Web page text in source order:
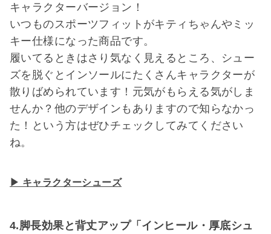
キャラクターバージョン！
いつものスポーツフィットがキティちゃんやミッ
キー仕様になった商品です。
履いてるときはさり気なく見えるところ、シュー
ズを脱ぐとインソールにたくさんキャラクターが
散りばめられています！元気がもらえる気がしま
せんか？他のデザインもありますので知らなかっ
た！という方はぜひチェックしてみてください
ね。
▶ キャラクターシューズ
4.脚長効果と背丈アップ「インヒール・厚底シュ